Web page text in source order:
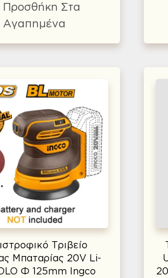
Προσθήκη Στα
Αγαπημένα
Τριβείο
Μπαταρίας 20V Li-
Φ 125mm Ingco